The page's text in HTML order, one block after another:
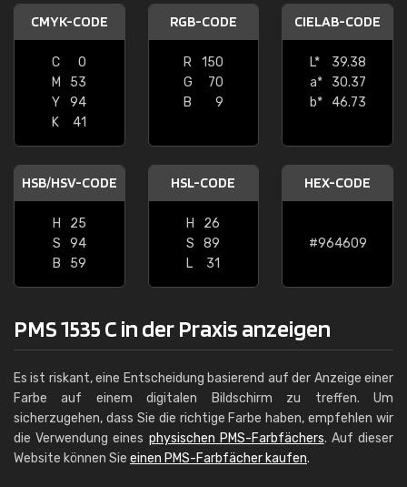
CMYK-CODE
C
0
M
53
Y
94
K
41
RGB-CODE
R
150
G
70
B
9
CIELAB-CODE
L*
39.38
a*
30.37
b*
46.73
HSB/HSV-CODE
H
25
S
94
B
59
HSL-CODE
H
26
S
89
L
31
HEX-CODE
#964609
PMS 1535 C in der Praxis anzeigen
Es ist riskant, eine Entscheidung basierend auf der Anzeige einer
Farbe auf einem digitalen Bildschirm zu treffen. Um
sicherzugehen, dass Sie die richtige Farbe haben, empfehlen wir
die Verwendung eines physischen PMS-Farbfächers. Auf dieser
Website können Sie einen PMS-Farbfächer kaufen.